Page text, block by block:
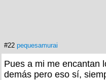
#22 pequesamurai
Pues a mi me encantan
demás pero eso sí,